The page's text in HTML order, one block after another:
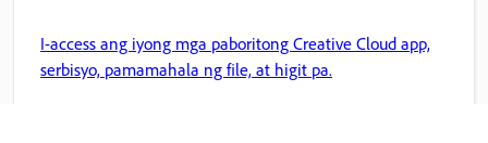
I-access ang iyong mga paboritong Creative Cloud app,
serbisyo, pamamahala ng file, at higit pa.